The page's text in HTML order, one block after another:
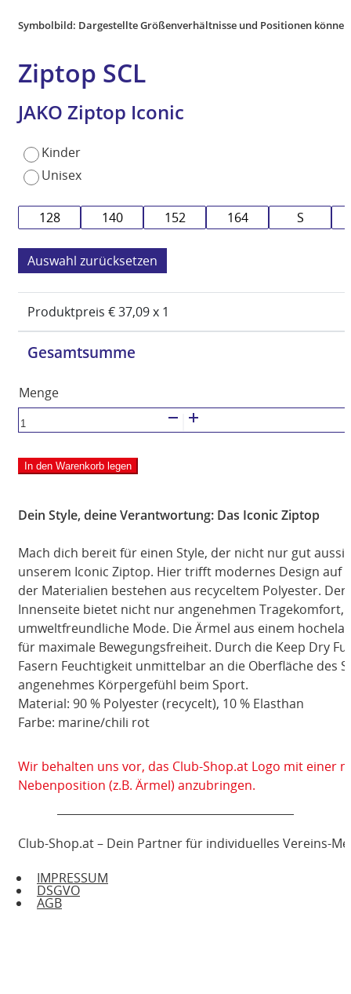
Symbolbild: Dargestellte Größenverhältnisse und Positionen
Ziptop SCL
JAKO Ziptop Iconic
Kinder
Unisex
128 140 152 164 S
zurücksetzen
Produktpreis €37,09x 1
Gesamtsumme
JAKO
Ziptop
Iconic
Menge
In den Warenkorb legen
Dein Style, deine Verantwortung: Das Iconic Ziptop
Mach dich bereit für einen Style, der nicht nur gut
unserem Iconic Ziptop. Hier trifft modernes Design auf
der Materialien bestehen aus recyceltem Polyester.
Innenseite bietet nicht nur angenehmen
umweltfreundliche Mode. Die Ärmel aus einem
für maximale Bewegungsfreiheit. Durch die Keep Dry
Fasern Feuchtigkeit unmittelbar an die Oberfläche des
angenehmes Körpergefühl beim Sport.
Material: 90 % Polyester (recycelt), 10 % Elasthan
Farbe: marine/chili rot
Wir behalten uns vor, das Club-Shop.at Logo mit einer
Nebenposition (z.B. Ärmel) anzubringen.
Club-Shop.at – Dein Partner für individuelles Vereins-
IMPRESSUM
DSGVO
AGB